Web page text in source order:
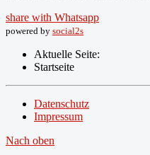
share with Whatsapp
powered by social2s
Aktuelle Seite:
Startseite
Datenschutz
Impressum
Nach oben